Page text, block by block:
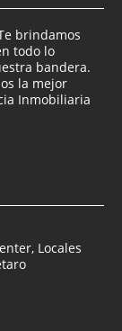
brindamos
todo lo
bandera.
la mejor
Inmobiliaria
Locales